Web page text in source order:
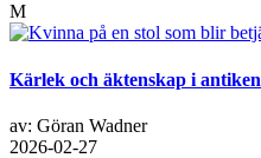
M
Kärlek och äktenskap i
av: Göran Wadner
2026-02-27